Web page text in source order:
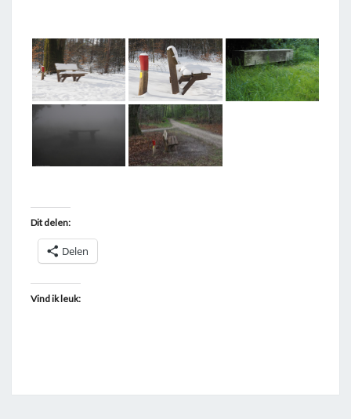
A
G
G
E
D
"
Dit delen:
Delen
Vind ik leuk: